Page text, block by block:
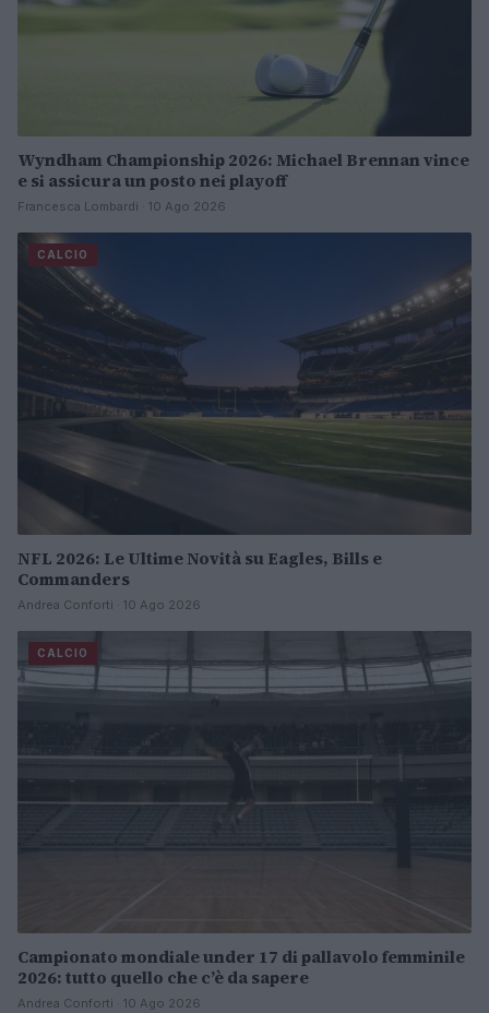
Wyndham Championship 2026: Michael Brennan vince
e si assicura un posto nei playoff
Francesca Lombardi · 10 Ago 2026
CALCIO
NFL 2026: Le Ultime Novità su Eagles, Bills e
Commanders
Andrea Conforti · 10 Ago 2026
CALCIO
Campionato mondiale under 17 di pallavolo femminile
2026: tutto quello che c’è da sapere
Andrea Conforti · 10 Ago 2026